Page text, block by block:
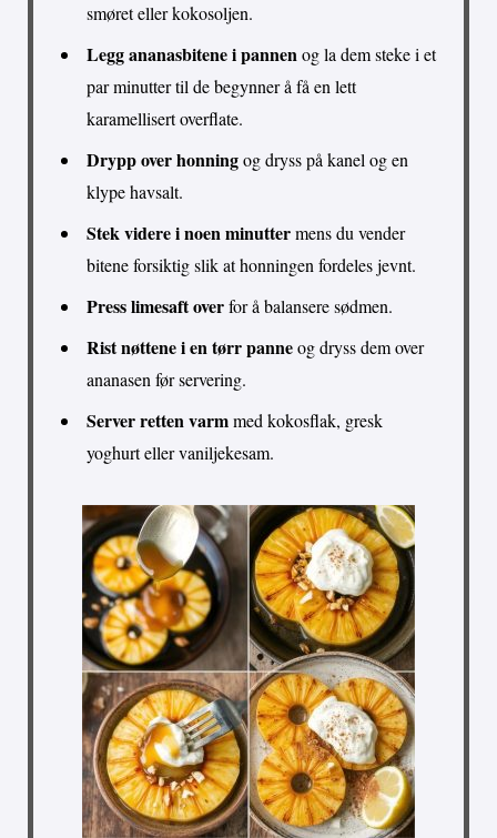
smøret eller kokosoljen.
Legg ananasbitene i pannenog la dem steke i et
par minutter til de begynner å få en lett
karamellisert overflate.
Drypp over honningog dryss på kanel og en
klype havsalt.
Stek videre i noen minuttermens du vender
bitene forsiktig slik at honningen fordeles jevnt.
Press limesaft overfor å balansere sødmen.
Rist nøttene i en tørr panneog dryss dem over
ananasen før servering.
Server retten varmmed kokosflak, gresk
yoghurt eller vaniljekesam.